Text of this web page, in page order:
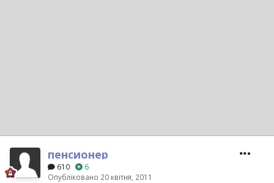
пенсионер
610
6
Опубліковано 20 квітня, 2011